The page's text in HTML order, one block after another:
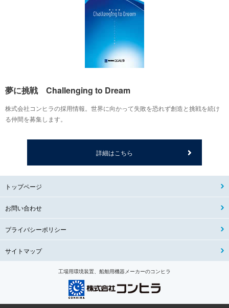
夢に挑戦 Challenging to Dream
株式会社コンヒラの採用情報。世界に向かって失敗を恐れず創造と挑戦を続け
る仲間を募集します。
詳細はこちら
トップページ
お問い合わせ
プライバシーポリシー
サイトマップ
工場用環境装置、船舶用機器メーカーのコンヒラ